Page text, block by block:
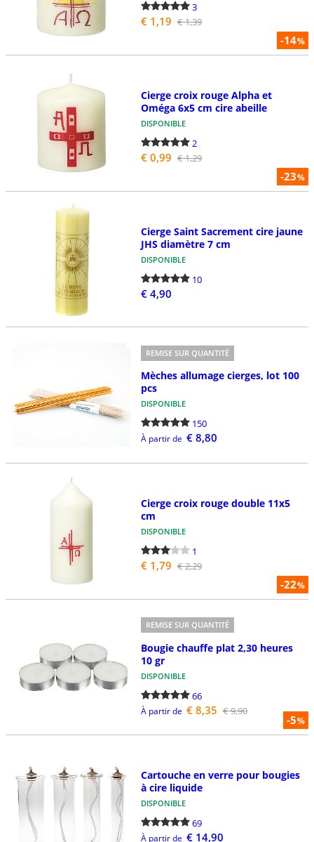
-14%
3
€ 1,19 € 1,39
-23%
Cierge croix rouge Alpha et
Oméga 6x5 cm cire abeille
DISPONIBLE
2
€ 0,99 € 1,29
Cierge Saint Sacrement cire jaune
JHS diamètre 7 cm
DISPONIBLE
10
€ 4,90
REMISE SUR QUANTITÉ
Mèches allumage cierges, lot 100
pcs
DISPONIBLE
150
À partir de € 8,80
-22%
Cierge croix rouge double 11x5
cm
DISPONIBLE
1
€ 1,79 € 2,29
-5%
REMISE SUR QUANTITÉ
Bougie chauffe plat 2,30 heures
10 gr
DISPONIBLE
66
À partir de € 8,35 € 9,90
Cartouche en verre pour bougies
à cire liquide
DISPONIBLE
69
À partir de € 14,90